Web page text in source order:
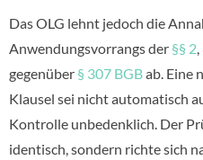
Das OLG lehnt jedoch die
Anwendungsvorrangs der §§ 2,
gegenüber § 307 BGBab. Eine
Klausel sei nicht automatisch
Kontrolle unbedenklich. Der
identisch, sondern richte sich